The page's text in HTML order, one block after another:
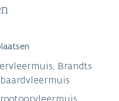
Brandts